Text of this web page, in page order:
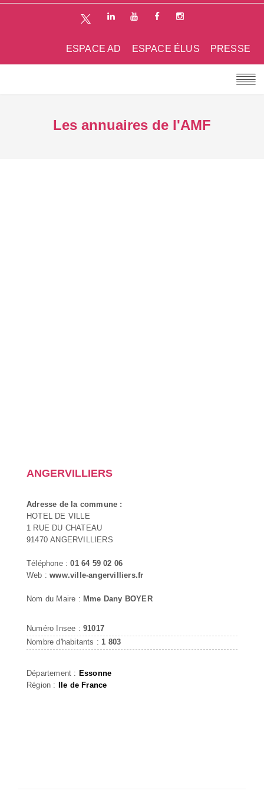
PRESSE
ESPACE ÉLUS
ESPACE AD
Les annuaires de l'AMF
ANGERVILLIERS
Adresse de la commune :
HOTEL DE VILLE
1 RUE DU CHATEAU
91470 ANGERVILLIERS
Téléphone :01 64 59 02 06
Web :www.ville-angervilliers.fr
Nom du Maire : Mme Dany BOYER
Numéro Insee : 91017
Nombre d'habitants : 1 803
Département : Essonne
Région : Ile de France